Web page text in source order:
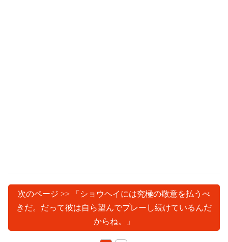
次のページ >> 「ショウヘイには究極の敬意を払うべ
きだ。だって彼は自ら望んでプレーし続けているんだ
からね。」